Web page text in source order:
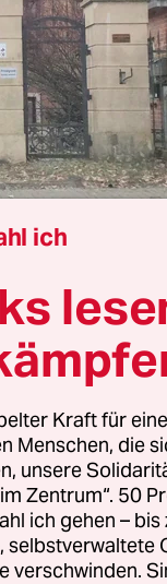
einem
und dem
Philip
Parchim der
ich
Kraft für
Menschen, die
unsere
Zentrum“. 50
ich gehen –
selbstverwaltete
verschwinden.